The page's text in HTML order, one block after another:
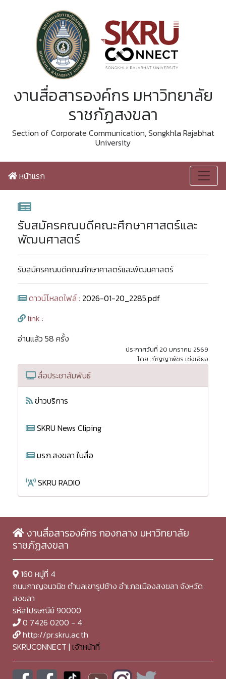
งานสื่อสารองค์กร มหาวิทยาลัย
ราชภัฏสงขลา
Section of Corporate Communication, Songkhla Rajabhat
University
หน้าแรก
รับสมัครคณบดีคณะศึกษาศาสตร์และ
พัฒนศาสตร์
รับสมัครคณบดีคณะศึกษาศาสตร์และพัฒนศาสตร์
ดาวน์โหลดไฟล์ : 2026-01-20_2285.pdf
link :
อ่านแล้ว 58 ครั้ง
ประกาศวันที่ 20 มกราคม 2569
โดย : กัญญาพัชร เซ่งเอียง
สื่อประชาสัมพันธ์
ข่าวบริการ
SKRU News Cliping
มรภ.สงขลา ในสื่อ
SKRU RADIO
งานสื่อสารองค์กร กองกลาง มหาวิทยาลัย
ราชภัฏสงขลา
160 หมู่ที่ 4
ถนนกาญจนวนิช ตำบลเขารูปช้าง อำเภอเมืองสงขลา จังหวัด
สงขลา
รหัสไปรษณีย์ 90000
0 7426 0200 - 4
http://pr.skru.ac.th
SKRUCONNECT | เจ้าหน้าที่